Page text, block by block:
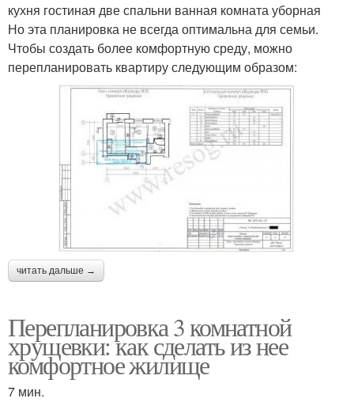
кухня гостиная две спальни ванная комната уборная
Но эта планировка не всегда оптимальна для семьи.
Чтобы создать более комфортную среду, можно
перепланировать квартиру следующим образом:
читать дальше →
Перепланировка 3 комнатной
хрущевки: как сделать из нее
комфортное жилище
7 мин.